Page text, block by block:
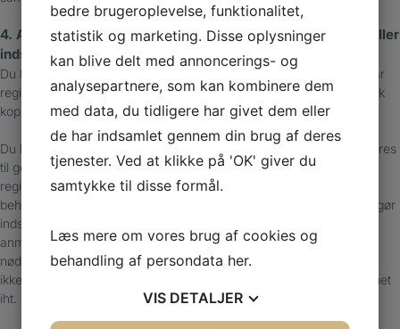
4. Adgang til indsigt, berigtigelse, sletning, begrænsning eller
indsigelser
Du har mulighed for at få indsigt i, hvilke informationer Klinikken har
registreret om dig. Ønsker du det, udleverer Klinikken en elektronisk
kopi af de indsamlede oplysninger.
Du kan til enhver tid gøre indsigelse mod, at oplysninger om dig gøres
til genstand for behandling. Du har derudover ret til at kræve
registrerede personoplysninger om dig berigtiget eller slettet eller
behandlingen heraf begrænset. Såfremt du under din behandling, gør
indsigelser mod Klinikkens behandling af dine oplysninger, eller
anmoder om sletning eller begrænsning af oplysninger, som er
nødvendige for Klinikkens behandling af dig, jfr. pkt. 2, vil Klinikken
ikke længere kunne behandle dig og din behandling vil blive afregnet
iht. de indgåede aftaler.
bedre brugeroplevelse, funktionalitet,
statistik og marketing. Disse oplysninger
kan blive delt med annoncerings- og
analysepartnere, som kan kombinere dem
med data, du tidligere har givet dem eller
de har indsamlet gennem din brug af deres
tjenester. Ved at klikke på 'OK' giver du
samtykke til disse formål.
Læs mere om vores brug af cookies og
behandling af persondata her.
VIS DETALJER